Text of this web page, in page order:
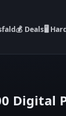
💰 Deals🖥️
Digital